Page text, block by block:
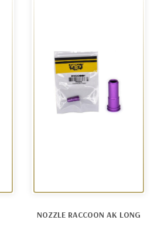
NOZZLE RACCOON AK LONG